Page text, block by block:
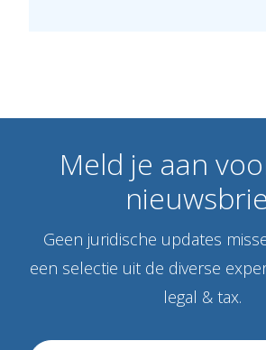
Meld je aan
Geen juridische updates
een selectie uit de diverse
legal & tax.